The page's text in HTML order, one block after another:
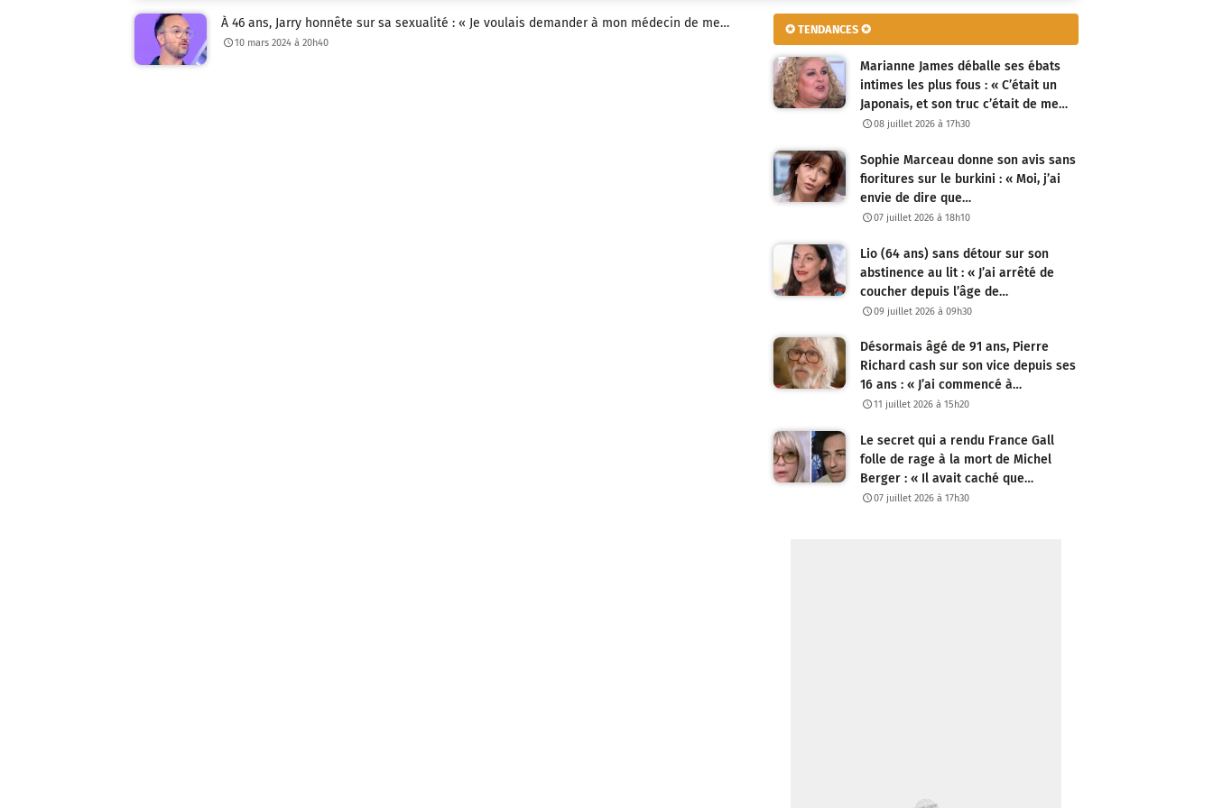
À 46 ans, Jarry honnête sur sa sexualité : « Je voulais demander à mon médecin de me…
10 mars 2024 à 20h40
✪ TENDANCES ✪
Marianne James déballe ses ébats
intimes les plus fous : « C’était un
Japonais, et son truc c’était de me…
08 juillet 2026 à 17h30
Sophie Marceau donne son avis sans
fioritures sur le burkini : « Moi, j’ai
envie de dire que…
07 juillet 2026 à 18h10
Lio (64 ans) sans détour sur son
abstinence au lit : « J’ai arrêté de
coucher depuis l’âge de…
09 juillet 2026 à 09h30
Désormais âgé de 91 ans, Pierre
Richard cash sur son vice depuis ses
16 ans : « J’ai commencé à…
11 juillet 2026 à 15h20
Le secret qui a rendu France Gall
folle de rage à la mort de Michel
Berger : « Il avait caché que…
07 juillet 2026 à 17h30